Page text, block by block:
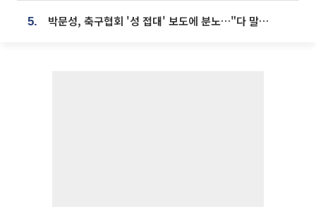
5. 박문성, 축구협회 '성 접대' 보도에 분노…"다 말아먹으려고 작정했나"